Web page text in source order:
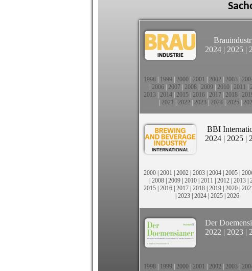
2024 | 2025 |
1998 1999 2000 2001 2002 2003
2006 2007 2008 2009 2010 2011
2013 2014 2015 2016 2017 2018
2021 2022 2023| 2024| 2025|
BBI
2024 | 2025 |
2000 | 2001 | 2002 | 2003 | 2004 | 2005 |
| 2008 | 2009 | 2010 | 2011 | 2012 | 2013 |
2015 | 2016 | 2017 | 2018 | 2019 | 2020 |
| 2023| 2024| 2025| 2026
Der
2022 | 2023 |
1998 1999 2000 2001 2002 2003